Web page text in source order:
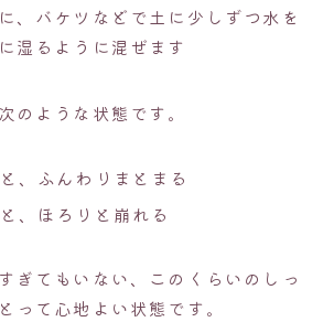
、バケツなどで土に少しずつ水を
湿るように混ぜます
のような状態です。
、ふんわりまとまる
、ほろりと崩れる
ぎてもいない、このくらいのしっ
って心地よい状態です。